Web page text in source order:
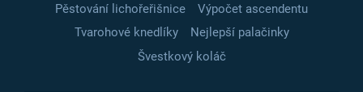
Pěstování lichořeřišnice
Výpočet ascendentu
Tvarohové knedlíky
Nejlepší palačinky
Švestkový koláč